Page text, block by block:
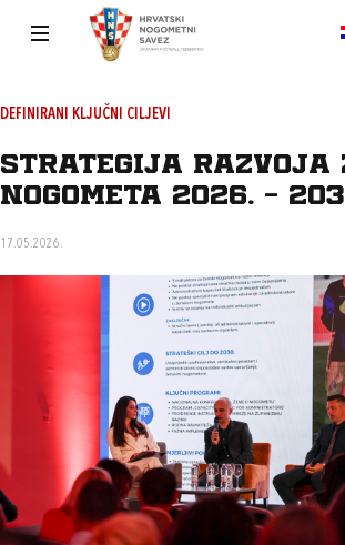
DEFINIRANI KLJUČNI CILJEVI
Strategija razvoja
nogometa 2026. -
17.05.2026.